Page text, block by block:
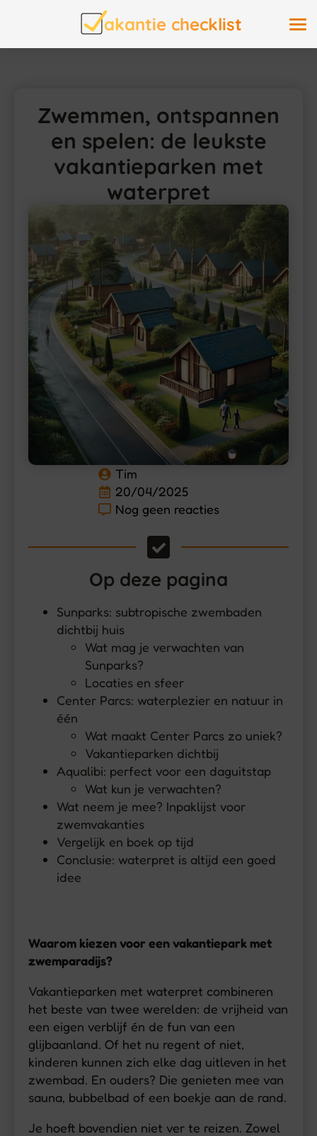
akantie checklist
Zwemmen, ontspannen
en spelen: de leukste
vakantieparken met
waterpret
Tim
20/04/2025
Nog geen reacties
Op deze pagina
Sunparks: subtropische zwembaden
dichtbij huis
Wat mag je verwachten van
Sunparks?
Locaties en sfeer
Center Parcs: waterplezier en natuur in
één
Wat maakt Center Parcs zo uniek?
Vakantieparken dichtbij
Aqualibi: perfect voor een daguitstap
Wat kun je verwachten?
Wat neem je mee? Inpaklijst voor
zwemvakanties
Vergelijk en boek op tijd
Conclusie: waterpret is altijd een goed
idee
Waarom kiezen voor een vakantiepark met
zwemparadijs?
Vakantieparken met waterpret combineren
het beste van twee werelden: de vrijheid van
een eigen verblijf én de fun van een
glijbaanland. Of het nu regent of niet,
kinderen kunnen zich elke dag uitleven in het
zwembad. En ouders? Die genieten mee van
sauna, bubbelbad of een boekje aan de rand.
Je hoeft bovendien niet ver te reizen. Zowel